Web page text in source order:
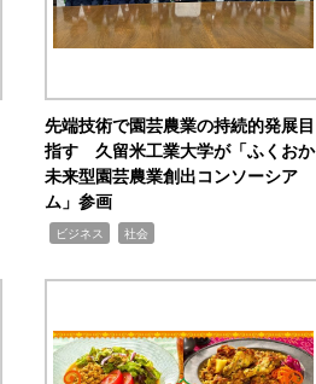
先端技術で園芸農業の持続的発展目
指す 久留米工業大学が「ふくおか
未来型園芸農業創出コンソーシア
ム」参画
ビジネス 社会